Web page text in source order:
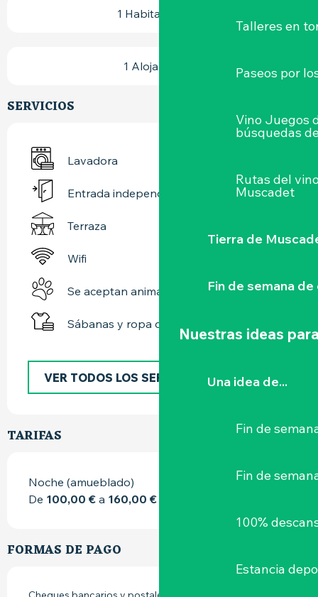
Talleres en
Paseos por
Vino Juegos
búsquedas
Rutas del
Muscadet
Tierra de
Fin de semana
Nuestras ideas
Una idea de...
Fin de
Fin de
100%
Estancia
1 Habitación(es)
1 Alojamiento
SERVICIOS
Lavadora
Entrada independiente
Terraza
Wifi
Se aceptan animales
Sábanas y ropa de cama
VER TODOS LOS SERVICIOS
TARIFAS
Noche (amueblado)
De 100,00 € a 160,00 €
FORMAS DE PAGO